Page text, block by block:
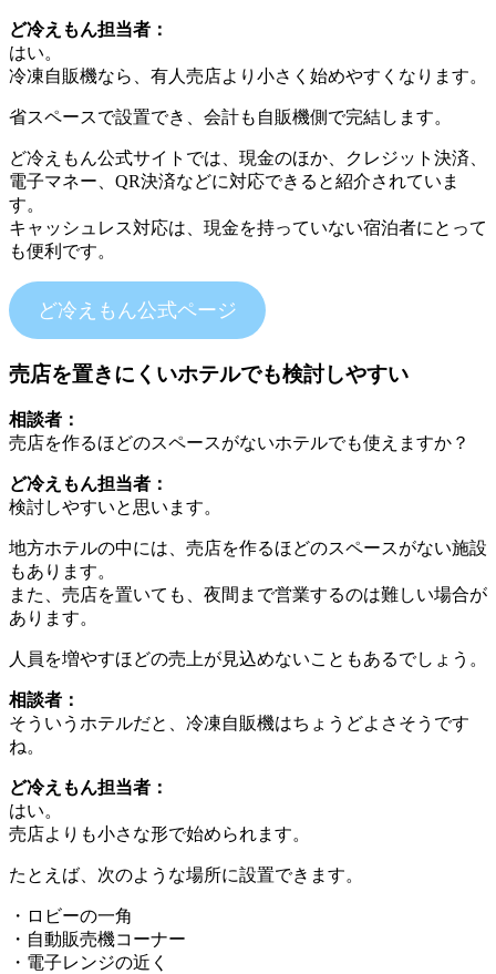
ど冷えもん担当者：
はい。
冷凍自販機なら、有人売店より小さく始めやすくなります。
省スペースで設置でき、会計も自販機側で完結します。
ど冷えもん公式サイトでは、現金のほか、クレジット決済、
電子マネー、QR決済などに対応できると紹介されていま
す。
キャッシュレス対応は、現金を持っていない宿泊者にとって
も便利です。
ど冷えもん公式ページ
売店を置きにくいホテルでも検討しやすい
相談者：
売店を作るほどのスペースがないホテルでも使えますか？
ど冷えもん担当者：
検討しやすいと思います。
地方ホテルの中には、売店を作るほどのスペースがない施設
もあります。
また、売店を置いても、夜間まで営業するのは難しい場合が
あります。
人員を増やすほどの売上が見込めないこともあるでしょう。
相談者：
そういうホテルだと、冷凍自販機はちょうどよさそうです
ね。
ど冷えもん担当者：
はい。
売店よりも小さな形で始められます。
たとえば、次のような場所に設置できます。
・ロビーの一角
・自動販売機コーナー
・電子レンジの近く